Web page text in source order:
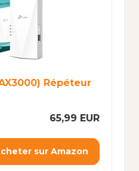
Répéteur
65,99 EUR
sur Amazon